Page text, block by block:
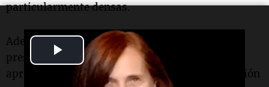
Play
Video
particularmente densas.
Además, se observó que las tierras agrícolas
presentan una densidad de redes fúngicas
aproximadamente un
50% menor
en comparación